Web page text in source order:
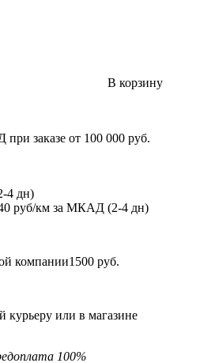
В корзину
заказе от 100 000 руб.
4 дн)
руб/км за МКАД (2-4 дн)
компании1500 руб.
или в магазине
100%